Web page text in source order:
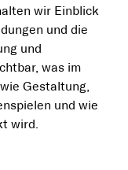
wir Einblick
und die
und
was im
Gestaltung,
und wie
wird.